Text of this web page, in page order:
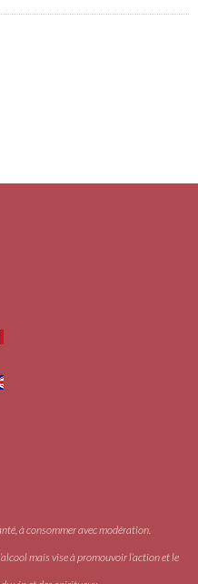
à consommer avec modération.
mais vise à promouvoir l’action et le